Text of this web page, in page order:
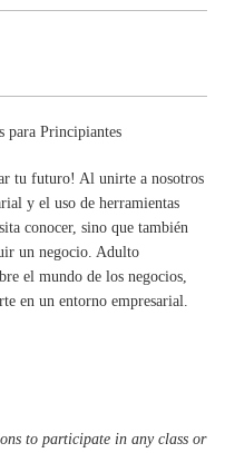
para Principiantes
tu futuro! Al unirte a nosotros
y el uso de herramientas
conocer, sino que también
un negocio. Adulto
el mundo de los negocios,
en un entorno empresarial.
to participate in any class or